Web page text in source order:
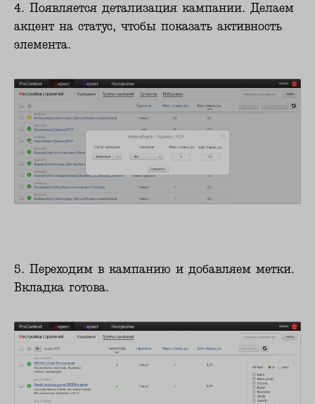
4. Появляется детализация кампании. Делаем
акцент на статус, чтобы показать активность
элемента.
5. Переходим в кампанию и добавляем метки.
Вкладка готова.